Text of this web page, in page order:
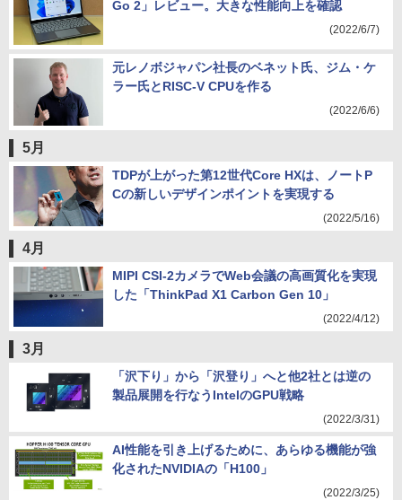
Go 2」レビュー。大きな性能向上を確認
(2022/6/7)
元レノボジャパン社長のベネット氏、ジム・ケ
ラー氏とRISC-V CPUを作る
(2022/6/6)
5月
TDPが上がった第12世代Core HXは、ノートP
Cの新しいデザインポイントを実現する
(2022/5/16)
4月
MIPI CSI-2カメラでWeb会議の高画質化を実現
した「ThinkPad X1 Carbon Gen 10」
(2022/4/12)
3月
「沢下り」から「沢登り」へと他2社とは逆の
製品展開を行なうIntelのGPU戦略
(2022/3/31)
AI性能を引き上げるために、あらゆる機能が強
化されたNVIDIAの「H100」
(2022/3/25)